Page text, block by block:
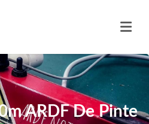
ARDF De Pinte